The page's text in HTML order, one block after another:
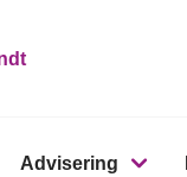
Advisering